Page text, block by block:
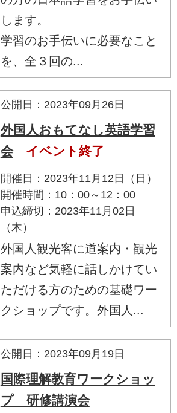
します。
学習のお手伝いに必要なこと
を、全３回の...
公開日：2023年09月26日
外国人おもてなし英語学習
会
イベント終了
開催日：2023年11月12日（日）
開催時間：10：00～12：00
申込締切：2023年11月02日
（木）
外国人観光客に道案内・観光
案内など気軽に話しかけてい
ただける方のための基礎ワー
クショップです。外国人...
公開日：2023年09月19日
国際理解教育ワークショッ
プ 研修講演会